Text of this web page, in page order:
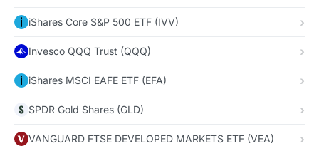
iShares Core S&P 500 ETF (IVV)
Invesco QQQ Trust (QQQ)
iShares MSCI EAFE ETF (EFA)
SPDR Gold Shares (GLD)
VANGUARD FTSE DEVELOPED MARKETS ETF (VEA)